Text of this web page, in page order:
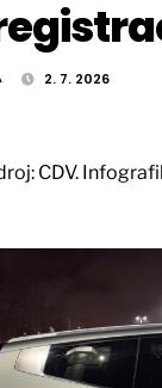
2. 7. 2026
CDV.